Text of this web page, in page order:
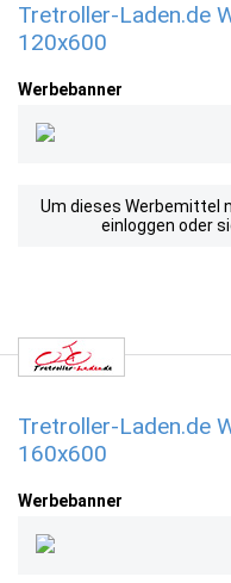
Tretroller-Laden.de
120x600
Werbebanner
Um dieses Werbemittel
einloggen oder
Tretroller-Laden.de
160x600
Werbebanner